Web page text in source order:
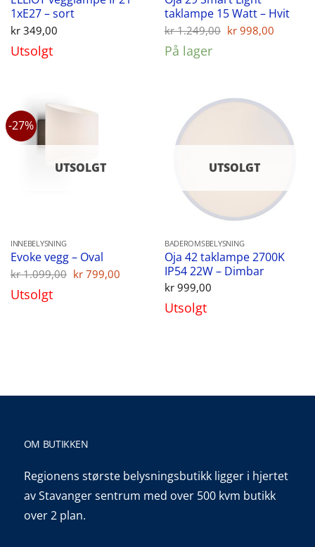
1xE27 – sort
kr349,00
Utsolgt
taklampe 15 Watt – Hvit
kr1.249,00 Opprinnelig
kr 998,00
På lager
-27%
UTSOLGT
INNEBELYSNING
Evoke vegg – Oval
kr1.099,00 Opprinnelig
kr 799,00 Nåværende
kr 799,00.
Utsolgt
UTSOLGT
BADEROMSBELYSNING
Oja 42 taklampe 2700K
IP54 22W – Dimbar
kr999,00
Utsolgt
OM BUTIKKEN
Regionens største belysningsbutikk ligger i hjertet
av Stavanger sentrum med over 500 kvm butikk
over 2 plan.